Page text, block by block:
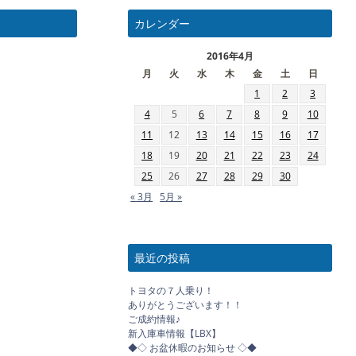
カレンダー
2016年4月
月
火 水 木 金 土
日
1
2
3
4
5 6 7 8 9
10
11
12 13 14 15 16
17
18
19 20 21 22 23
24
25
26 27 28 29
30
« 3月
5月 »
最近の投稿
トヨタの７人乗り！
ありがとうございます！！
ご成約情報♪
新入庫車情報【LBX】
◆◇ お盆休暇のお知らせ ◇◆